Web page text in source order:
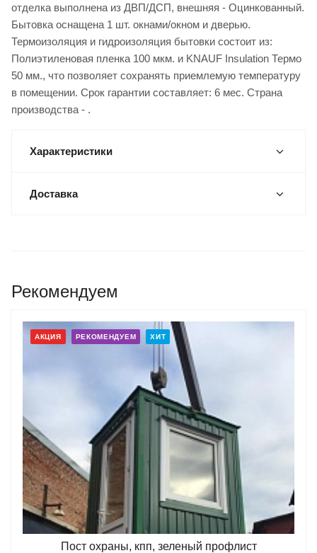
отделка выполнена из ДВП/ДСП, внешняя - Оцинкованный.
Бытовка оснащена 1 шт. окнами/окном и дверью.
Термоизоляция и гидроизоляция бытовки состоит из:
Полиэтиленовая пленка 100 мкм. и KNAUF Insulation Термо
50 мм., что позволяет сохранять приемлемую температуру
в помещении. Срок гарантии составляет: 6 мес. Страна
производства - .
Характеристики
Доставка
Рекомендуем
АКЦИЯ РЕКОМЕНДУЕМ ХИТ
Пост охраны, кпп, зеленый профлист